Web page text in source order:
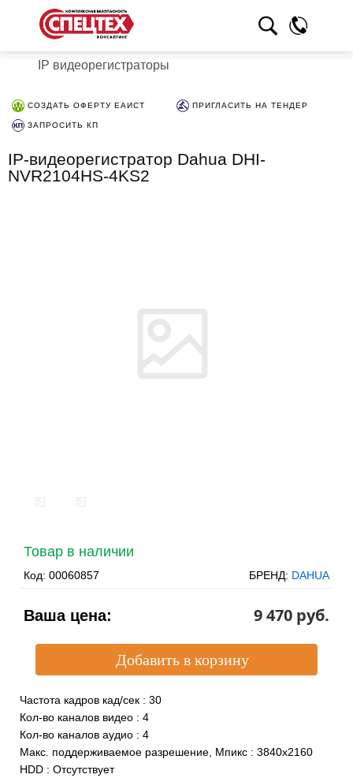
IP видеорегистраторы
СОЗДАТЬ ОФЕРТУ ЕАИСТ ПРИГЛАСИТЬ НА ТЕНДЕР
ЗАПРОСИТЬ КП
IP-видеорегистратор Dahua DHI-
NVR2104HS-4KS2
Товар в наличии
Код: 00060857 БРЕНД: DAHUA
Ваша цена: 9 470 pуб.
Частота кадров кад/сек : 30
Кол-во каналов видео : 4
Кол-во каналов аудио : 4
Макс. поддерживаемое разрешение, Мпикс : 3840х2160
HDD : Отсутствует